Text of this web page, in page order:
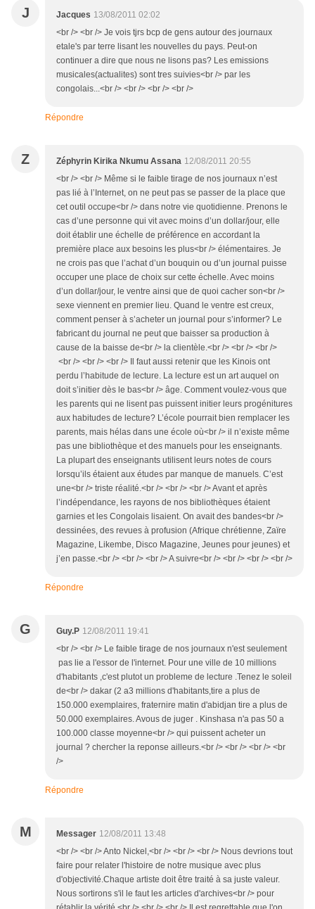
J Jacques 13/08/2011 02:02
<br /> <br /> Je vois tjrs bcp de gens autour des journaux
etale's par terre lisant les nouvelles du pays. Peut-on
continuer a dire que nous ne lisons pas? Les emissions
musicales(actualites) sont tres suivies<br /> par les
congolais...<br /> <br /> <br /> <br />
Répondre
Z Zéphyrin Kirika Nkumu Assana 12/08/2011 20:55
<br /> <br /> Même si le faible tirage de nos journaux n’est
pas lié à l’Internet, on ne peut pas se passer de la place que
cet outil occupe<br /> dans notre vie quotidienne. Prenons le
cas d’une personne qui vit avec moins d’un dollar/jour, elle
doit établir une échelle de préférence en accordant la
première place aux besoins les plus<br /> élémentaires. Je
ne crois pas que l’achat d’un bouquin ou d’un journal puisse
occuper une place de choix sur cette échelle. Avec moins
d’un dollar/jour, le ventre ainsi que de quoi cacher son<br />
sexe viennent en premier lieu. Quand le ventre est creux,
comment penser à s’acheter un journal pour s’informer? Le
fabricant du journal ne peut que baisser sa production à
cause de la baisse de<br /> la clientèle.<br /> <br /> <br />
<br /> <br /> <br /> Il faut aussi retenir que les Kinois ont
perdu l’habitude de lecture. La lecture est un art auquel on
doit s’initier dès le bas<br /> âge. Comment voulez-vous que
les parents qui ne lisent pas puissent initier leurs progénitures
aux habitudes de lecture? L’école pourrait bien remplacer les
parents, mais hélas dans une école où<br /> il n’existe même
pas une bibliothèque et des manuels pour les enseignants.
La plupart des enseignants utilisent leurs notes de cours
lorsqu’ils étaient aux études par manque de manuels. C’est
une<br /> triste réalité.<br /> <br /> <br /> Avant et après
l’indépendance, les rayons de nos bibliothèques étaient
garnies et les Congolais lisaient. On avait des bandes<br />
dessinées, des revues à profusion (Afrique chrétienne, Zaïre
Magazine, Likembe, Disco Magazine, Jeunes pour jeunes) et
j’en passe.<br /> <br /> <br /> A suivre<br /> <br /> <br /> <br />
Répondre
G Guy.P 12/08/2011 19:41
<br /> <br /> Le faible tirage de nos journaux n'est seulement
pas lie a l'essor de l'internet. Pour une ville de 10 millions
d'habitants ,c'est plutot un probleme de lecture .Tenez le soleil
de<br /> dakar (2 a3 millions d'habitants,tire a plus de
150.000 exemplaires, fraternire matin d'abidjan tire a plus de
50.000 exemplaires. Avous de juger . Kinshasa n'a pas 50 a
100.000 classe moyenne<br /> qui puissent acheter un
journal ? chercher la reponse ailleurs.<br /> <br /> <br /> <br
/>
Répondre
M Messager 12/08/2011 13:48
<br /> <br /> Anto Nickel,<br /> <br /> <br /> Nous devrions tout
faire pour relater l'histoire de notre musique avec plus
d'objectivité.Chaque artiste doit être traité à sa juste valeur.
Nous sortirons s'il le faut les articles d'archives<br /> pour